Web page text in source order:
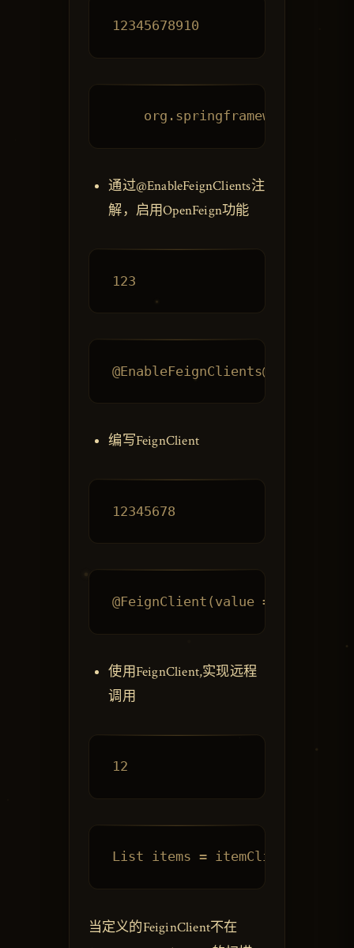
通过@EnableFeignClients注
解，启用OpenFeign功能
编写FeignClient
使用FeignClient,实现远程
调用
当定义的FeiginClient不在